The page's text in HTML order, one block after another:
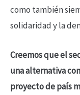
como también
solidaridad y la
Creemos que el
una alternativa
proyecto de país